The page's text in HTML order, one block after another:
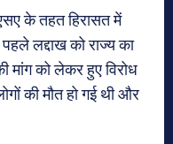
के तहत हिरासत में
लद्दाख को राज्य का
मांग को लेकर हुए विरोध
की मौत हो गई थी और